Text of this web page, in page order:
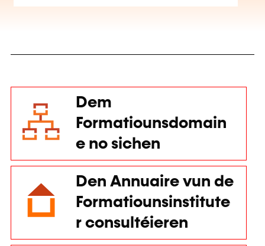
Dem
Formatiounsdomain
e no sichen
Den Annuaire vun de
Formatiounsinstitute
r consultéieren